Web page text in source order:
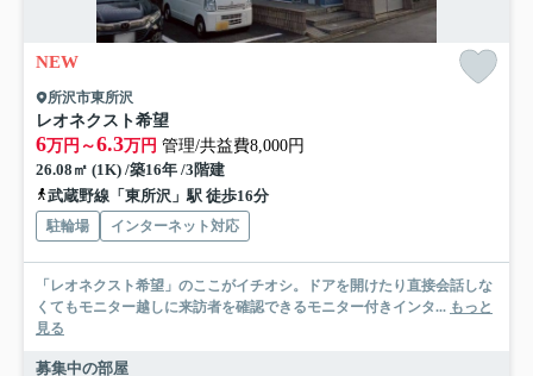
NEW
所沢市東所沢
レオネクスト希望
6万円～6.3万円 管理/共益費8,000円
26.08㎡ (1K) /築16年 /3階建
武蔵野線「東所沢」駅 徒歩16分
駐輪場 インターネット対応
「レオネクスト希望」のここがイチオシ。ドアを開けたり直接会話しな
くてもモニター越しに来訪者を確認できるモニター付きインタ... もっと
見る
募集中の部屋